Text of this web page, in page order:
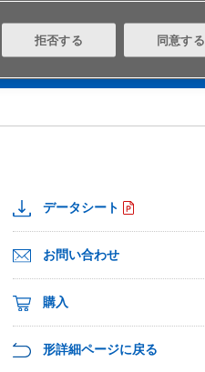
データシート
お問い合わせ
購入
形詳細ページに戻る
拒否する 同意する